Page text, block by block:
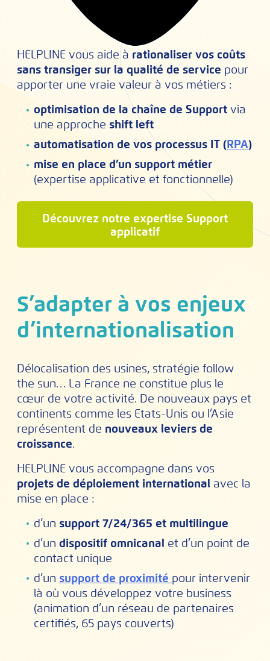
HELPLINE vous aide à rationaliser vos coûts
sans transiger sur la qualité de service pour
apporter une vraie valeur à vos métiers :
optimisation de la chaîne de Support via
une approche shift left
automatisation de vos processus IT (RPA)
mise en place d’un support métier
(expertise applicative et fonctionnelle)
Découvrez notre expertise Support
applicatif
S’adapter à vos enjeux
d’internationalisation
Délocalisation des usines, stratégie follow
the sun… La France ne constitue plus le
cœur de votre activité. De nouveaux pays et
continents comme les Etats-Unis ou l’Asie
représentent de nouveaux leviers de
croissance.
HELPLINE vous accompagne dans vos
projets de déploiement international avec la
mise en place :
d’un support 7/24/365 et multilingue
d’un dispositif omnicanal et d’un point de
contact unique
d’un support de proximité pour intervenir
là où vous développez votre business
(animation d’un réseau de partenaires
certifiés, 65 pays couverts)